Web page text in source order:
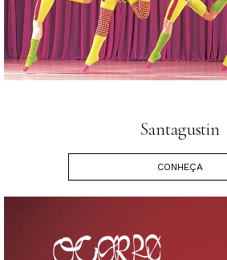
Santagustin
CONHEÇA